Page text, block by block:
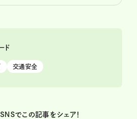
ド
交通安全
でこの記事をシェア！